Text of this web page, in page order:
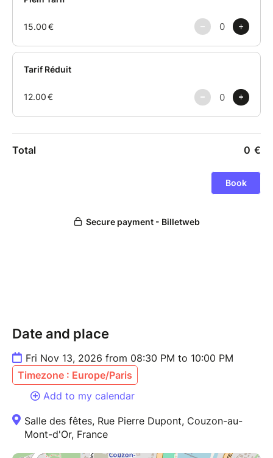
Rémy Kaprielan : Batterie et choeurs
Maurade Meniri : Guitare et basse
Clélia Bressat-Blum : Piano, claviers, choeurs
Clément Bally : Son et lumières
Durée : 1 H 20
Date and place
Fri Nov 13, 2026 from 08:30 PM to 10:00 PM
Timezone : Europe/Paris
Add to my calendar
Salle des fêtes, Rue Pierre Dupont, Couzon-au-
Mont-d'Or, France